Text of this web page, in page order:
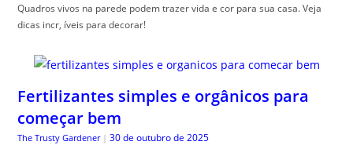
Quadros vivos na parede podem trazer vida e cor para sua casa. Veja
dicas incr, íveis para decorar!
Fertilizantes simples e orgânicos para
começar bem
The Trusty Gardener | 30 de outubro de 2025